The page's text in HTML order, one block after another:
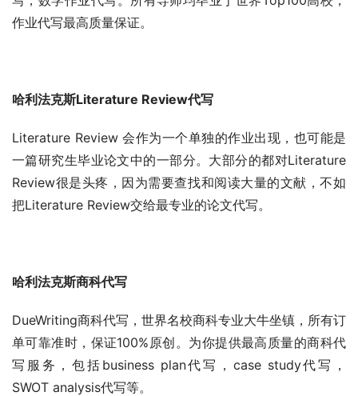
作业代写最高质量保证。
哈利法克斯Literature Review代写
Literature Review 会作为一个单独的作业出现，也可能是
一篇研究生毕业论文中的一部分。大部分的都对Literature
Review很是头疼，因为需要查找和阅读大量的文献，不如
把Literature Review交给最专业的论文代写。
哈利法克斯商科代写
DueWriting商科代写，世界名校商科专业大牛坐镇，所有订
单可靠准时，保证100%原创。为你提供最高质量的商科代
写服务，包括business plan代写，case study代写，
SWOT analysis代写等。